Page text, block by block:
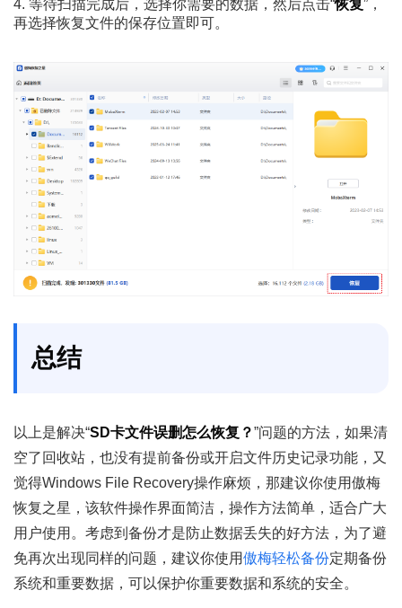
4. 等待扫描完成后，选择你需要的数据，然后点击“恢复”，
再选择恢复文件的保存位置即可。
总结
以上是解决“SD卡文件误删怎么恢复？”问题的方法，如果清
空了回收站，也没有提前备份或开启文件历史记录功能，又
觉得Windows File Recovery操作麻烦，那建议你使用傲梅
恢复之星，该软件操作界面简洁，操作方法简单，适合广大
用户使用。考虑到备份才是防止数据丢失的好方法，为了避
免再次出现同样的问题，建议你使用傲梅轻松备份定期备份
系统和重要数据，可以保护你重要数据和系统的安全。